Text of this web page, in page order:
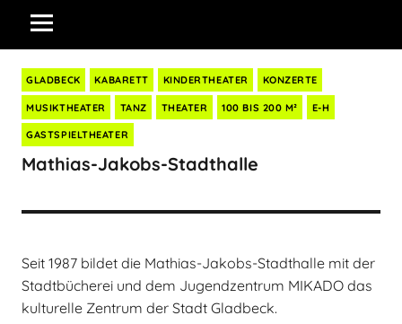
GLADBECK KABARETT KINDERTHEATER KONZERTE
MUSIKTHEATER TANZ THEATER 100 BIS 200 M² E-H
GASTSPIELTHEATER
Mathias-Jakobs-Stadthalle
Seit 1987 bildet die Mathias-Jakobs-Stadthalle mit der
Stadtbücherei und dem Jugendzentrum MIKADO das
kulturelle Zentrum der Stadt Gladbeck.